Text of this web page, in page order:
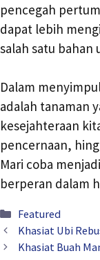
pencegah
dapat lebih
salah satu bahan
Dalam
adalah tanaman
kesejahteraan
pencernaan,
Mari coba
berperan dalam
Kategori
Featured
Khasiat Ubi
Khasiat Buah